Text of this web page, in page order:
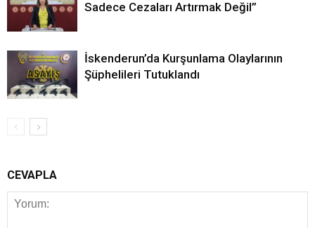
Sadece Cezaları Artırmak Değil”
İskenderun’da Kurşunlama Olaylarının
Şüphelileri Tutuklandı
CEVAPLA